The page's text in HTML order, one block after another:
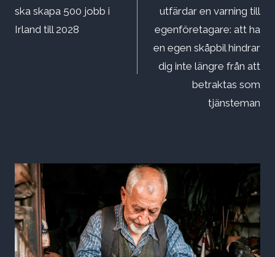
ska skapa 500 jobb i
Irland till 2028
utfärdar en varning till
egenföretagare: att ha
en egen skåpbil hindrar
dig inte längre från att
betraktas som
tjänsteman